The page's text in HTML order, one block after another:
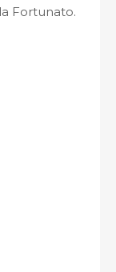
Fortunato.